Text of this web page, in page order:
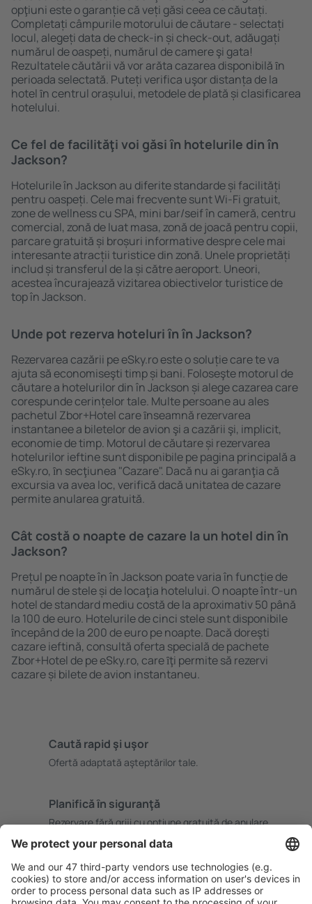
opţiuni este o garanție că veți găsi ceea ce căutați.
Completați câmpurile motorului de căutare - selectați
locul, alegeți data de check-in și check-out, adăugați
numărul de oaspeți, numărul de camere şi gata!
Rezultatele căutării vă vor arăta cazarea disponibilă ȋn
perioada selectată. Puteți verifica uşor distanța de la
hotel ȋn centrul orașului, metodele de plată și clasificarea
hotelului.
Ce fel de facilităţi voi găsi ȋn hotelurile din în
Jackson?
Hotelurile în Jackson au diferite standarde și facilități
pentru oaspeți. Cele mai frecvente sunt Wi-Fi gratuit,
zone de wellness cu SPA, mini bar/seif în cameră, centru
comercial, zonă de luat masa, zonă de joacă pentru copii,
parcare gratuită și broșuri informative despre cele mai
interesante atracții turistice din zonă. Unele proprietăți
includ și transferul de la și către aeroport. Uneori,
acestea încurajează vizitarea obiectivelor turistice de
top în Jackson.
Unde pot rezerva hoteluri ȋn în Jackson?
Rezervarea cazării pe eSky.ro este o soluție care te va
ajuta să economiseşti timp și bani. Foloseşte motorul de
căutare a hotelurilor din în Jackson și alege cazarea care
corespunde cerințelor tale. Multe persoane au ales
pachetul Zbor+Hotel care ȋnseamnă rezervarea
instantanee a biletelor de avion şi a cazării şi, implicit,
economie de timp. Motorul de căutare și rezervarea
hotelurilor ieftine sunt disponibile pe pagina principală a
eSky.ro, ȋn secţiunea "Cazare". Dacă nu ai garanţia că
excursia va avea loc, verifică dacă unitatea de cazare
permite anularea gratuită.
Cât costă o noapte de cazare la un hotel din în
Jackson?
Prețul pe noapte în în Jackson poate varia în funcție de
numărul de stele și de locaţia hotelului. O noapte într-un
hotel de standard mediu costă de la aproximativ 50 până
la 100 de euro. Hotelurile de cinci stele sunt disponibile
ȋncepând de la 200 de euro pe noapte. Dacă doreşti
cazare ieftină, consultă oferta specială de pachete
Zbor+Hotel de pe eSky.ro, care ȋţi permite să rezervi
cazare și bilete de avion instantaneu.
Caută rapid şi uşor
Ofertă adaptată aşteptărilor tale.
Planifică ȋn siguranţă
Rezervare fără griji cu opțiune gratuită de anulare.
Economiseşte mai mult
Prețuri atractive și oferte speciale pentru utilizatorii
conectați.